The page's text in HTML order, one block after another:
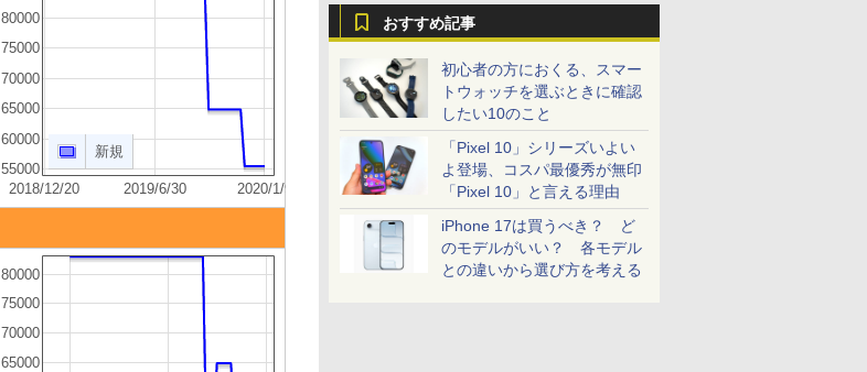
おすすめ記事
初心者の方におくる、スマー
トウォッチを選ぶときに確認
したい10のこと
「Pixel 10」シリーズいよい
よ登場、コスパ最優秀が無印
「Pixel 10」と言える理由
iPhone 17は買うべき？ ど
のモデルがいい？ 各モデル
との違いから選び方を考える
2018/12/20 2019/6/30 2020/1/9
55000
60000
65000
70000
75000
80000
新規
65000
70000
75000
80000